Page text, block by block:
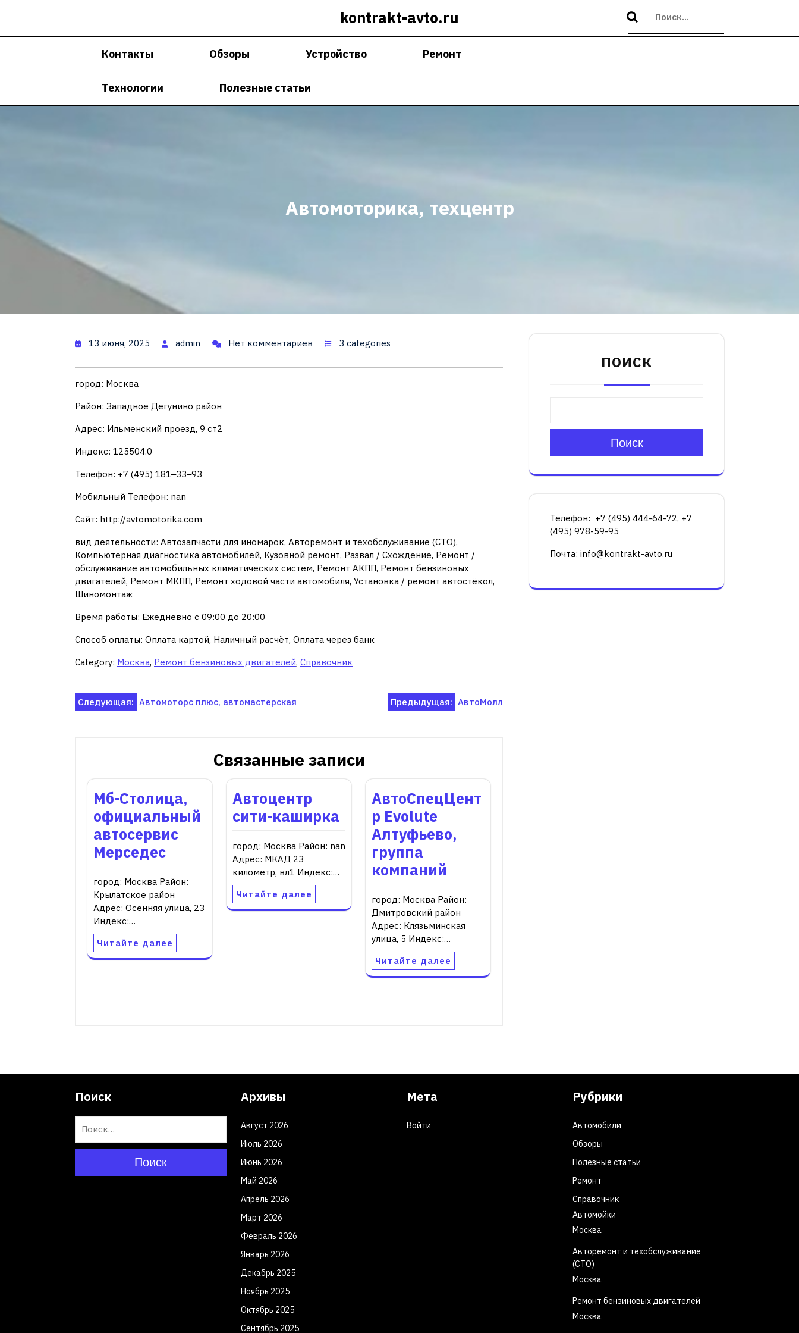
kontrakt-avto.ru
Контакты Обзоры Устройство Ремонт
Технологии Полезные статьи
Автомоторика, техцентр
13 июня, 2025 admin Нет комментариев 3 categories
город: Москва
Район: Западное Дегунино район
Адрес: Ильменский проезд, 9 ст2
Индекс: 125504.0
Телефон: +7 (495) 181‒33‒93
Мобильный Телефон: nan
Сайт: http://avtomotorika.com
вид деятельности: Автозапчасти для иномарок, Авторемонт и техобслуживание (СТО),
Компьютерная диагностика автомобилей, Кузовной ремонт, Развал / Схождение, Ремонт /
обслуживание автомобильных климатических систем, Ремонт АКПП, Ремонт бензиновых
двигателей, Ремонт МКПП, Ремонт ходовой части автомобиля, Установка / ремонт автостёкол,
Шиномонтаж
Время работы: Ежедневно с 09:00 до 20:00
Способ оплаты: Оплата картой, Наличный расчёт, Оплата через банк
Category: Москва, Ремонт бензиновых двигателей, Справочник
Навигация
Предыдущая: АвтоМолл
Следующая: Автомоторс плюс, автомастерская
Связанные записи
Мб-Столица,
официальный
автосервис
Мерседес
город: Москва Район:
Крылатское район
Адрес: Осенняя улица, 23
Индекс:…
Читайте далее
Автоцентр
сити-каширка
город: Москва Район: nan
Адрес: МКАД 23
километр, вл1 Индекс:…
Читайте далее
АвтоСпецЦент
р Evolute
Алтуфьево,
группа
компаний
город: Москва Район:
Дмитровский район
Адрес: Клязьминская
улица, 5 Индекс:…
Читайте далее
ПОИСК
Поиск
Телефон: +7 (495) 444-64-72, +7
(495) 978-59-95
Почта: info@kontrakt-avto.ru
Поиск
Поиск
Архивы
Август 2026
Июль 2026
Июнь 2026
Май 2026
Апрель 2026
Март 2026
Февраль 2026
Январь 2026
Декабрь 2025
Ноябрь 2025
Октябрь 2025
Сентябрь 2025
Мета
Войти
Рубрики
Автомобили
Обзоры
Полезные статьи
Ремонт
Справочник
Автомойки
Москва
Авторемонт и техобслуживание
(СТО)
Москва
Ремонт бензиновых двигателей
Москва